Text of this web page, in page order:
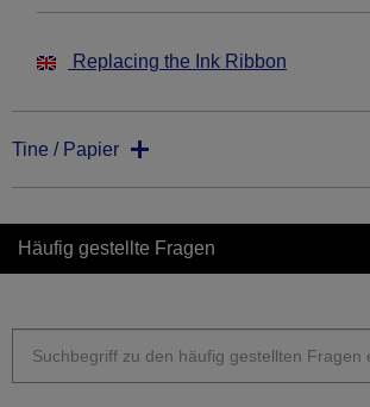
Replacing the Ink Ribbon
Tine / Papier
Häufig gestellte Fragen